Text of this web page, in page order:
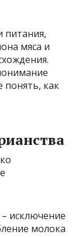
питания,
мяса и
как
– исключение
молока